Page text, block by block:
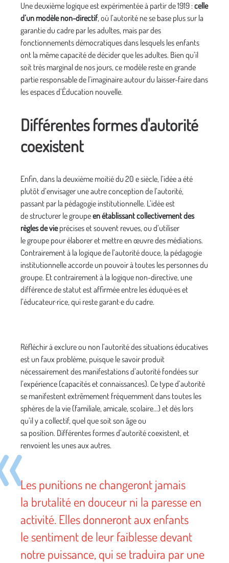
Une deuxième logique est expérimentée à partir de 1919 :celle
d’un modèle non-directif, où l’autorité ne se base plus sur la
garantie du cadre par les adultes, mais par des
fonctionnements démocratiques dans lesquels les enfants
ont la même capacité de décider que les adultes. Bien qu’il
soit très marginal de nos jours, ce modèle reste en grande
partie responsable de l’imaginaire autour du laisser-faire dans
les espaces d’Éducation nouvelle.
Différentes formes d'autorité
coexistent
Enfin, dans la deuxième moitié du 20 e siècle, l’idée a été
plutôt d’envisager une autre conception de l’autorité,
passant par la pédagogie institutionnelle. L’idée est
de structurer le groupeen établissant collectivement des
règles de vieprécises et souvent revues, ou d’utiliser
le groupe pour élaborer et mettre en œuvre des médiations.
Contrairement à la logique de l’autorité douce, la pédagogie
institutionnelle accorde un pouvoir à toutes les personnes du
groupe. Et contrairement à la logique non-directive, une
différence de statut est affirmée entre les éduqué·es et
l’éducateur·rice, qui reste garant·e du cadre.
Réfléchir à exclure ou non l’autorité des situations éducatives
est un faux problème, puisque le savoir produit
nécessairement des manifestations d’autorité fondées sur
l’expérience (capacités et connaissances). Ce type d’autorité
se manifestent extrêmement fréquemment dans toutes les
sphères de la vie (familiale, amicale, scolaire...) et dès lors
qu’il y a collectif, quel que soit son âge ou
sa position. Différentes formes d’autorité coexistent, et
renvoient les unes aux autres.
Les punitions ne changeront jamais
la brutalité en douceur ni la paresse en
activité. Elles donneront aux enfants
le sentiment de leur faiblesse devant
notre puissance, qui se traduira par une